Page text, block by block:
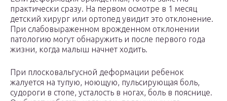
практически сразу. На первом осмотре в 1 месяц
детский хирург или ортопед увидит это отклонение.
При слабовыраженном врожденном отклонении
патологию могут обнаружить и после первого года
жизни, когда малыш начнет ходить.
При плосковальгусной деформации ребенок
жалуется на тупую, ноющую, пульсирующая боль,
судороги в стопе, усталость в ногах, боль в пояснице.